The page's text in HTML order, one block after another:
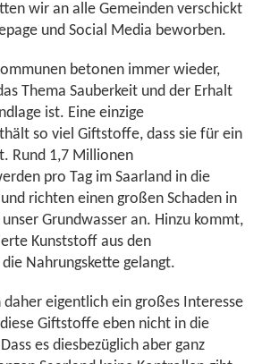
wir an alle Gemeinden verschickt
und Social Media beworben.
betonen immer wieder,
Thema Sauberkeit und der Erhalt
ist. Eine einzige
so viel Giftstoffe, dass sie für ein
Rund 1,7 Millionen
pro Tag im Saarland in die
richten einen großen Schaden in
Grundwasser an. Hinzu kommt,
Kunststoff aus den
Nahrungskette gelangt.
eigentlich ein großes Interesse
Giftstoffe eben nicht in die
es diesbezüglich aber ganz